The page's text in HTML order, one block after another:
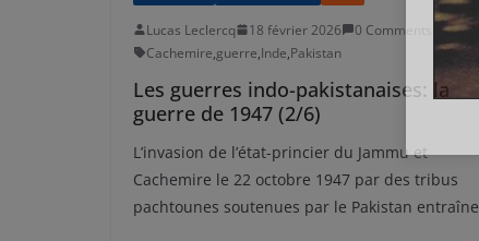
Lucas Leclercq 18 février 2026
0 Comments
Cachemire,guerre,Inde,Pakistan
Les guerres indo-pakistanaises: la
guerre de 1947 (2/6)
L’invasion de l’état-princier du Jammu et
Cachemire le 22 octobre 1947 par des tribus
pachtounes soutenues par le Pakistan entraîne